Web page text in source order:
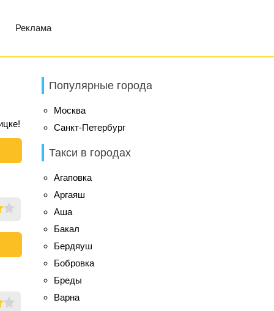
Реклама
Популярные города
Москва
Санкт-Петербург
Такси в городах
Агаповка
Аргаяш
Аша
Бакал
Бердяуш
Бобровка
Бреды
Варна